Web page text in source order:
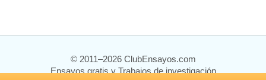
© 2011–2026 ClubEnsayos.com
Ensayos gratis y Trabajos de investigación